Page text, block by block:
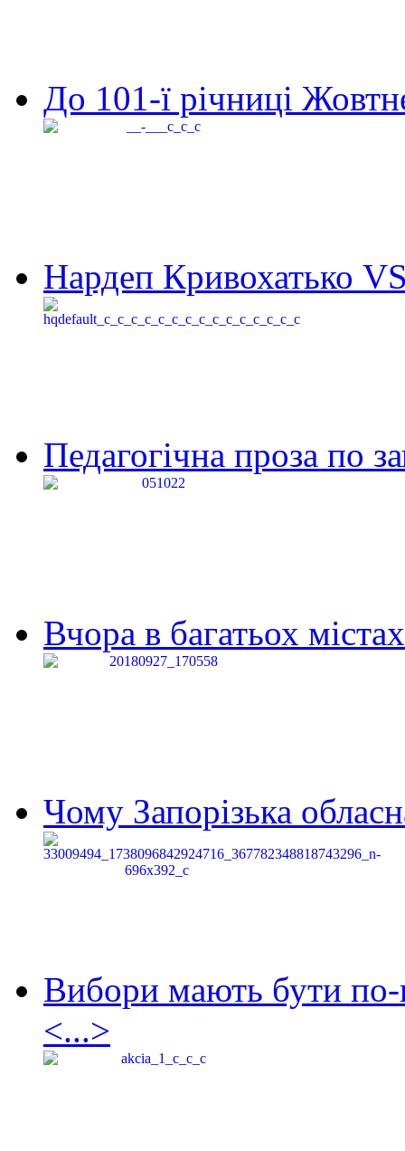
До 101-ї річниці
Нардеп Кривохатько
Педагогічна проза по
Вчора в багатьох
Чому Запорізька
Вибори мають бути по-
<...>